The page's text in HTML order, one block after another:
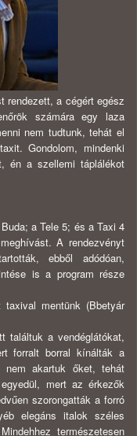
rendezett, a cégért egész
számára egy laza
nem tudtunk, tehát el
Gondolom, mindenki
én a szellemi táplálékot
a Tele 5; és a Taxi 4
A rendezvényt
ebből adódóan,
is a program része
taxival mentünk (Bbetyár
találtuk a vendéglátókat,
forralt borral kínálták a
nem akartuk őket, tehát
mert az érkezők
szorongatták a forró
elegáns italok széles
természetesen